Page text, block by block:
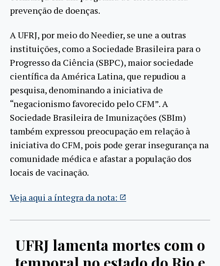
prevenção de doenças.
A UFRJ, por meio do Needier, se une a outras
instituições, como a Sociedade Brasileira para o
Progresso da Ciência (SBPC), maior sociedade
científica da América Latina, que repudiou a
pesquisa, denominando a iniciativa de
“negacionismo favorecido pelo CFM”. A
Sociedade Brasileira de Imunizações (SBIm)
também expressou preocupação em relação à
iniciativa do CFM, pois pode gerar insegurança na
comunidade médica e afastar a população dos
locais de vacinação.
Veja aqui a íntegra da nota:
UFRJ lamenta mortes com o